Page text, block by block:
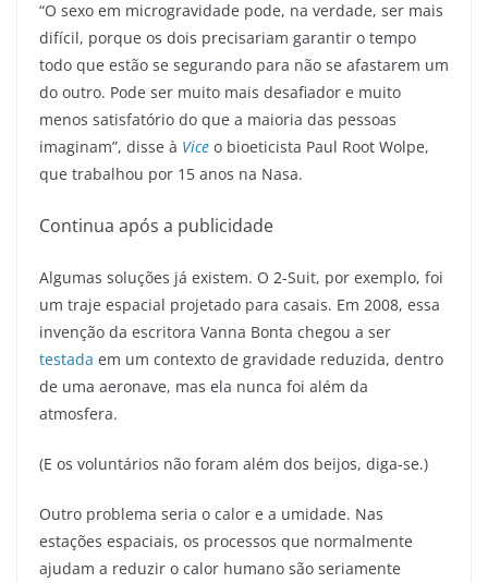
“O sexo em microgravidade pode, na verdade, ser mais
difícil, porque os dois precisariam garantir o tempo
todo que estão se segurando para não se afastarem um
do outro. Pode ser muito mais desafiador e muito
menos satisfatório do que a maioria das pessoas
imaginam”, disse à Vice o bioeticista Paul Root Wolpe,
que trabalhou por 15 anos na Nasa.
Continua após a publicidade
Algumas soluções já existem. O 2-Suit, por exemplo, foi
um traje espacial projetado para casais. Em 2008, essa
invenção da escritora Vanna Bonta chegou a ser
testada em um contexto de gravidade reduzida, dentro
de uma aeronave, mas ela nunca foi além da
atmosfera.
(E os voluntários não foram além dos beijos, diga-se.)
Outro problema seria o calor e a umidade. Nas
estações espaciais, os processos que normalmente
ajudam a reduzir o calor humano são seriamente